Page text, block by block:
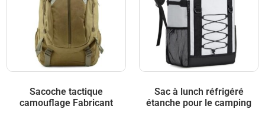
Sacoche tactique
camouflage Fabricant
Sac à lunch réfrigéré
étanche pour le camping